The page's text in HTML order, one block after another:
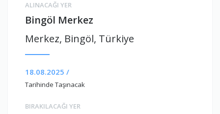
ALINACAĞI YER
Bingöl Merkez
Merkez, Bingöl, Türkiye
18.08.2025 /
Tarihinde Taşınacak
BIRAKILACAĞI YER